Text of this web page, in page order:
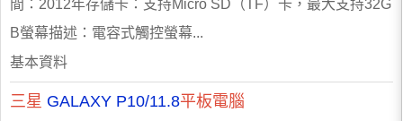
間：2012年存儲卡：支持Micro SD（TF）卡，最大支持32G
B螢幕描述：電容式觸控螢幕...
基本資料
三星 GALAXY P10/11.8平板電腦